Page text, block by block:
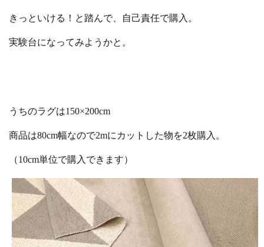
きっといける！と踏んで、自己責任で購入。
実験台になってみようかと。
うちのラグは150×200cm
商品は80cm幅なので2mにカットした物を2枚購入。
（10cm単位で購入できます）